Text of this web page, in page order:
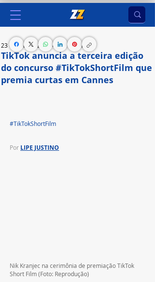
TikTok anuncia a terceira edição
do concurso #TikTokShortFilm que
premia curtas em Cannes
23 de fev. de 2024 4 min de leitura
#TikTokShortFilm
Por LIPE JUSTINO
Nik Kranjec na cerimônia de premiação TikTok
Short Film (Foto: Reprodução)